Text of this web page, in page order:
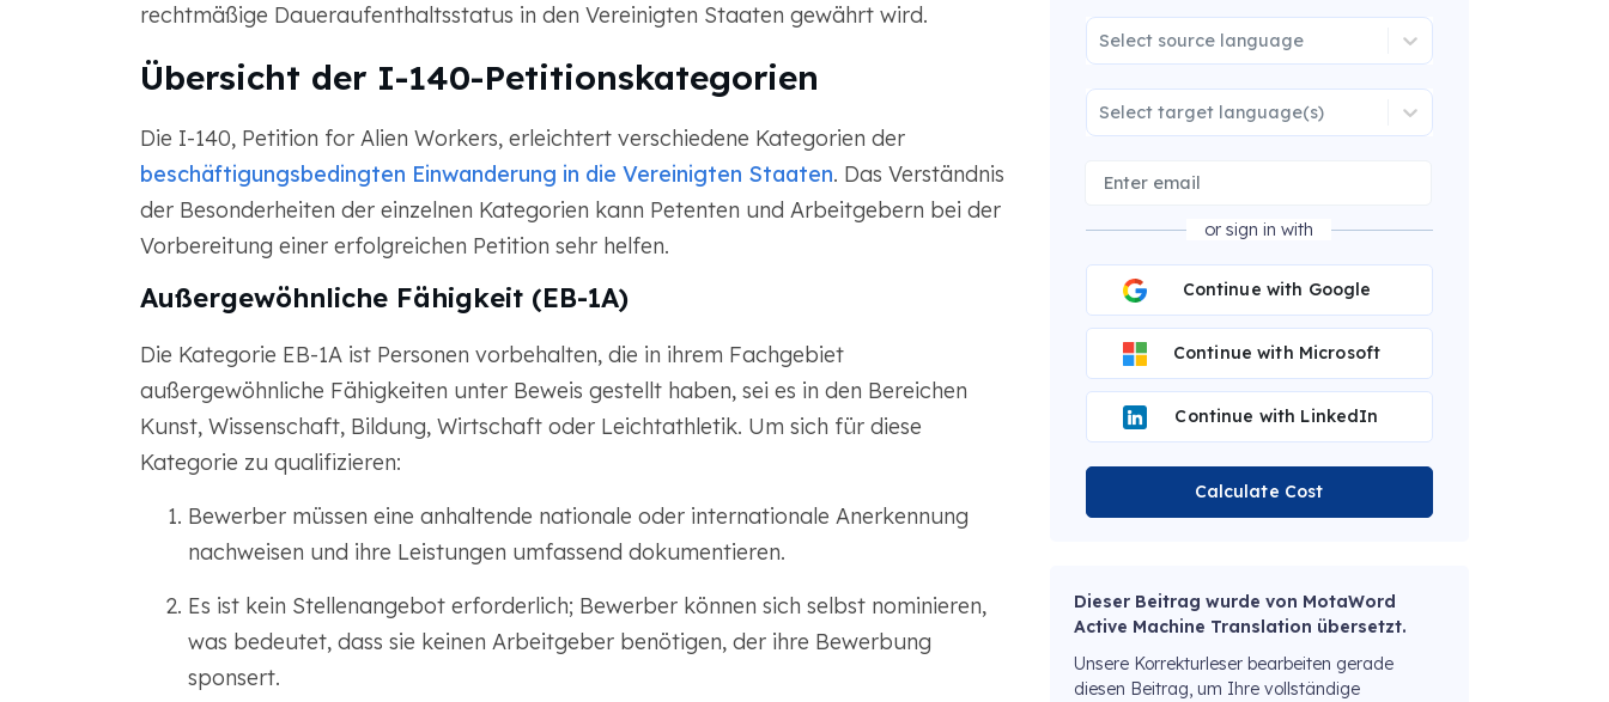
rechtmäßige Daueraufenthaltsstatus in den Vereinigten Staaten gewährt wird.
Übersicht der I-140-Petitionskategorien
Die I-140, Petition for Alien Workers, erleichtert verschiedene Kategorien der
beschäftigungsbedingten Einwanderung in die Vereinigten Staaten. Das Verständnis
der Besonderheiten der einzelnen Kategorien kann Petenten und Arbeitgebern bei der
Vorbereitung einer erfolgreichen Petition sehr helfen.
Außergewöhnliche Fähigkeit (EB-1A)
Die Kategorie EB-1A ist Personen vorbehalten, die in ihrem Fachgebiet
außergewöhnliche Fähigkeiten unter Beweis gestellt haben, sei es in den Bereichen
Kunst, Wissenschaft, Bildung, Wirtschaft oder Leichtathletik. Um sich für diese
Kategorie zu qualifizieren:
Bewerber müssen eine anhaltende nationale oder internationale Anerkennung
nachweisen und ihre Leistungen umfassend dokumentieren.
Es ist kein Stellenangebot erforderlich; Bewerber können sich selbst nominieren,
was bedeutet, dass sie keinen Arbeitgeber benötigen, der ihre Bewerbung
sponsert.
Select source language
Select target language(s)
or sign in with
Continue with Google
Continue with Microsoft
Continue with LinkedIn
Calculate Cost
Dieser Beitrag wurde von MotaWord
Active Machine Translation übersetzt.
Unsere Korrekturleser bearbeiten gerade
diesen Beitrag, um Ihre vollständige